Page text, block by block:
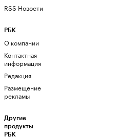
RSS Новости
РБК
О компании
Контактная
информация
Редакция
Размещение
рекламы
Другие
продукты
РБК